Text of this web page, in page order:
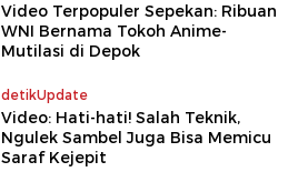
Video Terpopuler Sepekan: Ribuan
WNI Bernama Tokoh Anime-
Mutilasi di Depok
detikUpdate
Video: Hati-hati! Salah Teknik,
Ngulek Sambel Juga Bisa Memicu
Saraf Kejepit